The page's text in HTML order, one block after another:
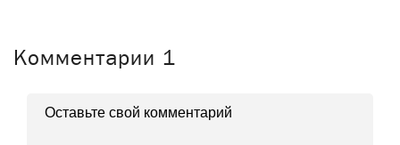
Комментарии 1